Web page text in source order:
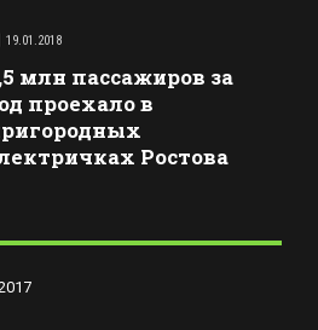
19.01.2018
млн пассажиров за
проехало в
Ростова